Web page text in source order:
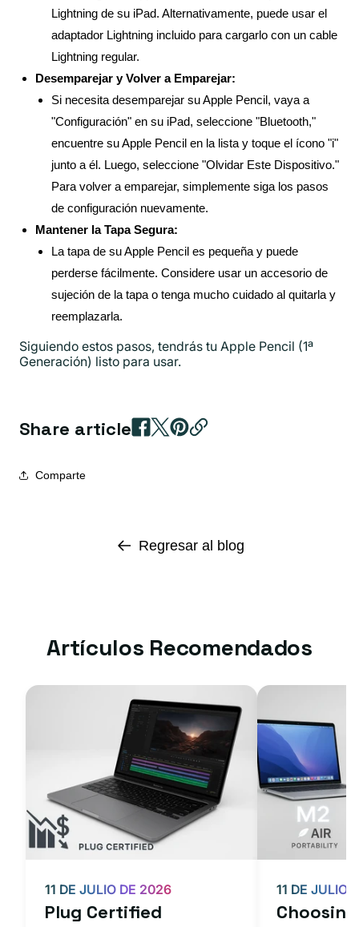
Lightning de su iPad. Alternativamente, puede usar el
adaptador Lightning incluido para cargarlo con un cable
Lightning regular.
Desemparejar y Volver a Emparejar:
Si necesita desemparejar su Apple Pencil, vaya a
"Configuración" en su iPad, seleccione "Bluetooth,"
encuentre su Apple Pencil en la lista y toque el ícono "i"
junto a él. Luego, seleccione "Olvidar Este Dispositivo."
Para volver a emparejar, simplemente siga los pasos
de configuración nuevamente.
Mantener la Tapa Segura:
La tapa de su Apple Pencil es pequeña y puede
perderse fácilmente. Considere usar un accesorio de
sujeción de la tapa o tenga mucho cuidado al quitarla y
reemplazarla.
Siguiendo estos pasos, tendrás tu Apple Pencil (1ª
Generación) listo para usar.
Share article
Comparte
Regresar al blog
Artículos Recomendados
Plug Certified
11 DE JULIO DE 2026 11 DE JULIO